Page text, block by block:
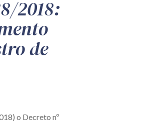
2018:
de
o Decreto nº